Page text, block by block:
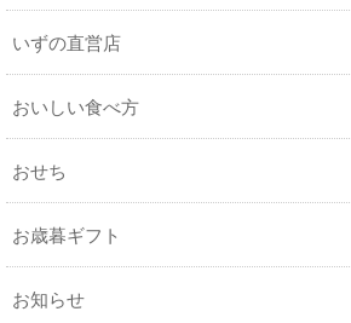
いずの直営店
おいしい食べ方
おせち
お歳暮ギフト
お知らせ